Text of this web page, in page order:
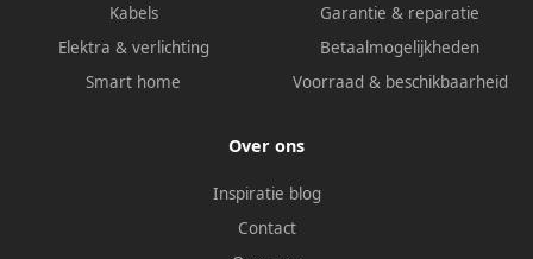
Kabels
Elektra & verlichting
Smart home
Garantie & reparatie
Betaalmogelijkheden
Voorraad & beschikbaarheid
Over ons
Inspiratie blog
Contact